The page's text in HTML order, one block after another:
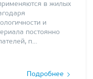
в жилых
и
постоянно
п…
Подробнее